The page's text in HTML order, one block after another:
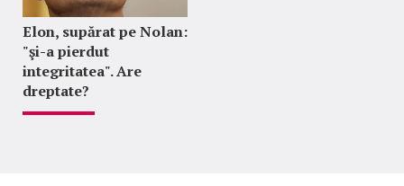
Elon, supărat pe Nolan:
"şi-a pierdut
integritatea". Are
dreptate?